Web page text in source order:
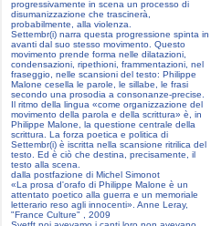
progressivamente in scena un processo di
disumanizzazione che trascinerà,
probabilmente, alla violenza.
Settembr(i) narra questa progressione spinta in
avanti dal suo stesso movimento. Questo
movimento prende forma nelle dilatazioni,
condensazioni, ripethioni, frammentazioni, nel
fraseggio, nelle scansioni del testo: Philippe
Malone cesella le parole, le sillabe, le frasi
secondo una prosodia a consonanze-precise.
Il ritmo della lingua «come organizzazione del
movimento della parola e della scrittura» è, in
Philippe Malone, la questione centrale della
scrittura. La forza poetica e politica di
Settembr(i) è iscritta nella scansione ritrilica del
testo. Ed è ciò che destina, precisamente, il
testo alla scena.
dalla postfazione di Michel Simonot
«La prosa d'orafo di Philippe Malone è un
attentato poetico alla guerra e un memoriale
letterario reso agli innocenti». Anne Leray,
"France Culture" , 2009